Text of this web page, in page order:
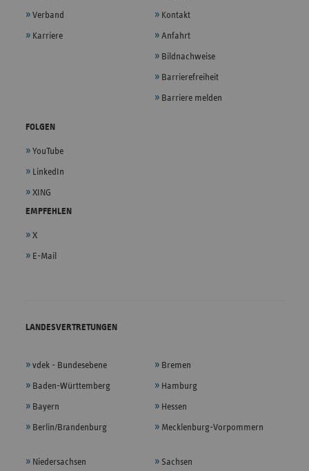
Verband
Karriere
Kontakt
Anfahrt
Bildnachweise
Barrierefreiheit
Barriere melden
FOLGEN
YouTube
LinkedIn
XING
EMPFEHLEN
X
E-Mail
LANDESVERTRETUNGEN
vdek - Bundesebene
Baden-Württemberg
Bayern
Berlin/Brandenburg
Bremen
Hamburg
Hessen
Mecklenburg-Vorpommern
Niedersachsen Sachsen